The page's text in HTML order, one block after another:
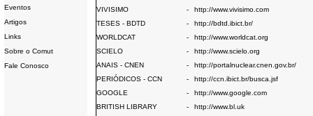
Eventos
Artigos
Links
Sobre o Comut
Fale Conosco
VIVISIMO
-
http://www.vivisimo.com
TESES - BDTD
-
http://bdtd.ibict.br/
WORLDCAT
-
http://www.worldcat.org
SCIELO
-
http://www.scielo.org
ANAIS - CNEN
-
http://portalnuclear.cnen.gov.br/
PERIÓDICOS - CCN
-
http://ccn.ibict.br/busca.jsf
GOOGLE
-
http://www.google.com
BRITISH LIBRARY
-
http://www.bl.uk